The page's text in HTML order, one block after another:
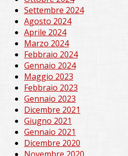
Settembre 2024
Agosto 2024
Aprile 2024
Marzo 2024
Febbraio 2024
Gennaio 2024
Maggio 2023
Febbraio 2023
Gennaio 2023
Dicembre 2021
Giugno 2021
Gennaio 2021
Dicembre 2020